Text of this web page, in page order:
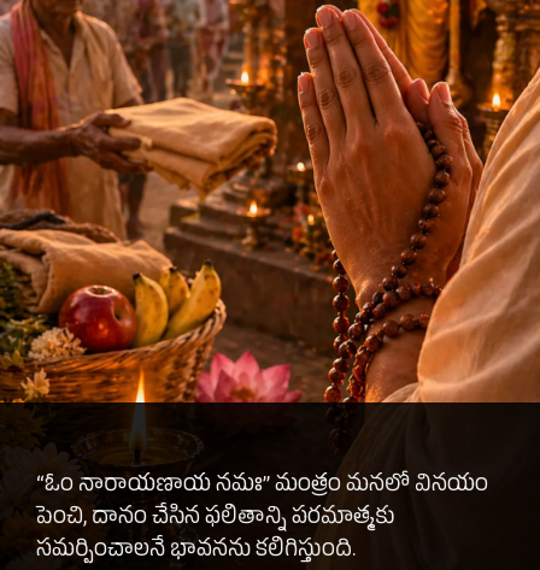
“ఓం నారాయణాయ నమః” మంత్రం మనలో వినయం
పెంచి, దానం చేసిన ఫలితాన్ని పరమాత్మకు
సమర్పించాలనే భావనను కలిగిస్తుంది.